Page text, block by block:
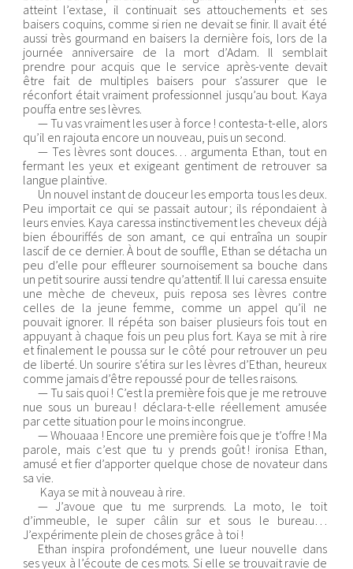
atteint l’extase, il continuait ses attouchements et ses
baisers coquins, comme si rien ne devait se finir. Il avait été
aussi très gourmand en baisers la dernière fois, lors de la
journée anniversaire de la mort d’Adam. Il semblait
prendre pour acquis que le service après-vente devait
être fait de multiples baisers pour s’assurer que le
réconfort était vraiment professionnel jusqu’au bout. Kaya
pouffa entre ses lèvres.
— Tu vas vraiment les user à force ! contesta-t-elle, alors
qu’il en rajouta encore un nouveau, puis un second.
— Tes lèvres sont douces… argumenta Ethan, tout en
fermant les yeux et exigeant gentiment de retrouver sa
langue plaintive.
Un nouvel instant de douceur les emporta tous les deux.
Peu importait ce qui se passait autour ; ils répondaient à
leurs envies. Kaya caressa instinctivement les cheveux déjà
bien ébouriffés de son amant, ce qui entraîna un soupir
lascif de ce dernier. À bout de souffle, Ethan se détacha un
peu d’elle pour effleurer sournoisement sa bouche dans
un petit sourire aussi tendre qu’attentif. Il lui caressa ensuite
une mèche de cheveux, puis reposa ses lèvres contre
celles de la jeune femme, comme un appel qu’il ne
pouvait ignorer. Il répéta son baiser plusieurs fois tout en
appuyant à chaque fois un peu plus fort. Kaya se mit à rire
et finalement le poussa sur le côté pour retrouver un peu
de liberté. Un sourire s’étira sur les lèvres d’Ethan, heureux
comme jamais d’être repoussé pour de telles raisons.
— Tu sais quoi ! C’est la première fois que je me retrouve
nue sous un bureau ! déclara-t-elle réellement amusée
par cette situation pour le moins incongrue.
— Whouaaa ! Encore une première fois que je t’offre ! Ma
parole, mais c’est que tu y prends goût ! ironisa Ethan,
amusé et fier d’apporter quelque chose de novateur dans
sa vie.
Kaya se mit à nouveau à rire.
— J’avoue que tu me surprends. La moto, le toit
d’immeuble, le super câlin sur et sous le bureau…
J’expérimente plein de choses grâce à toi !
Ethan inspira profondément, une lueur nouvelle dans
ses yeux à l’écoute de ces mots. Si elle se trouvait ravie de